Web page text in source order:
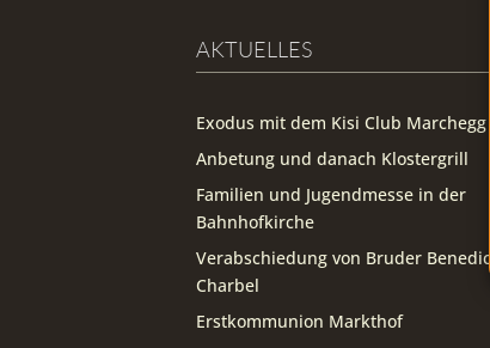
AKTUELLES
Exodus mit dem Kisi Club Marchegg
Anbetung und danach Klostergrill
Familien und Jugendmesse in der
Bahnhofkirche
Verabschiedung von Bruder Benedict
Charbel
Erstkommunion Markthof